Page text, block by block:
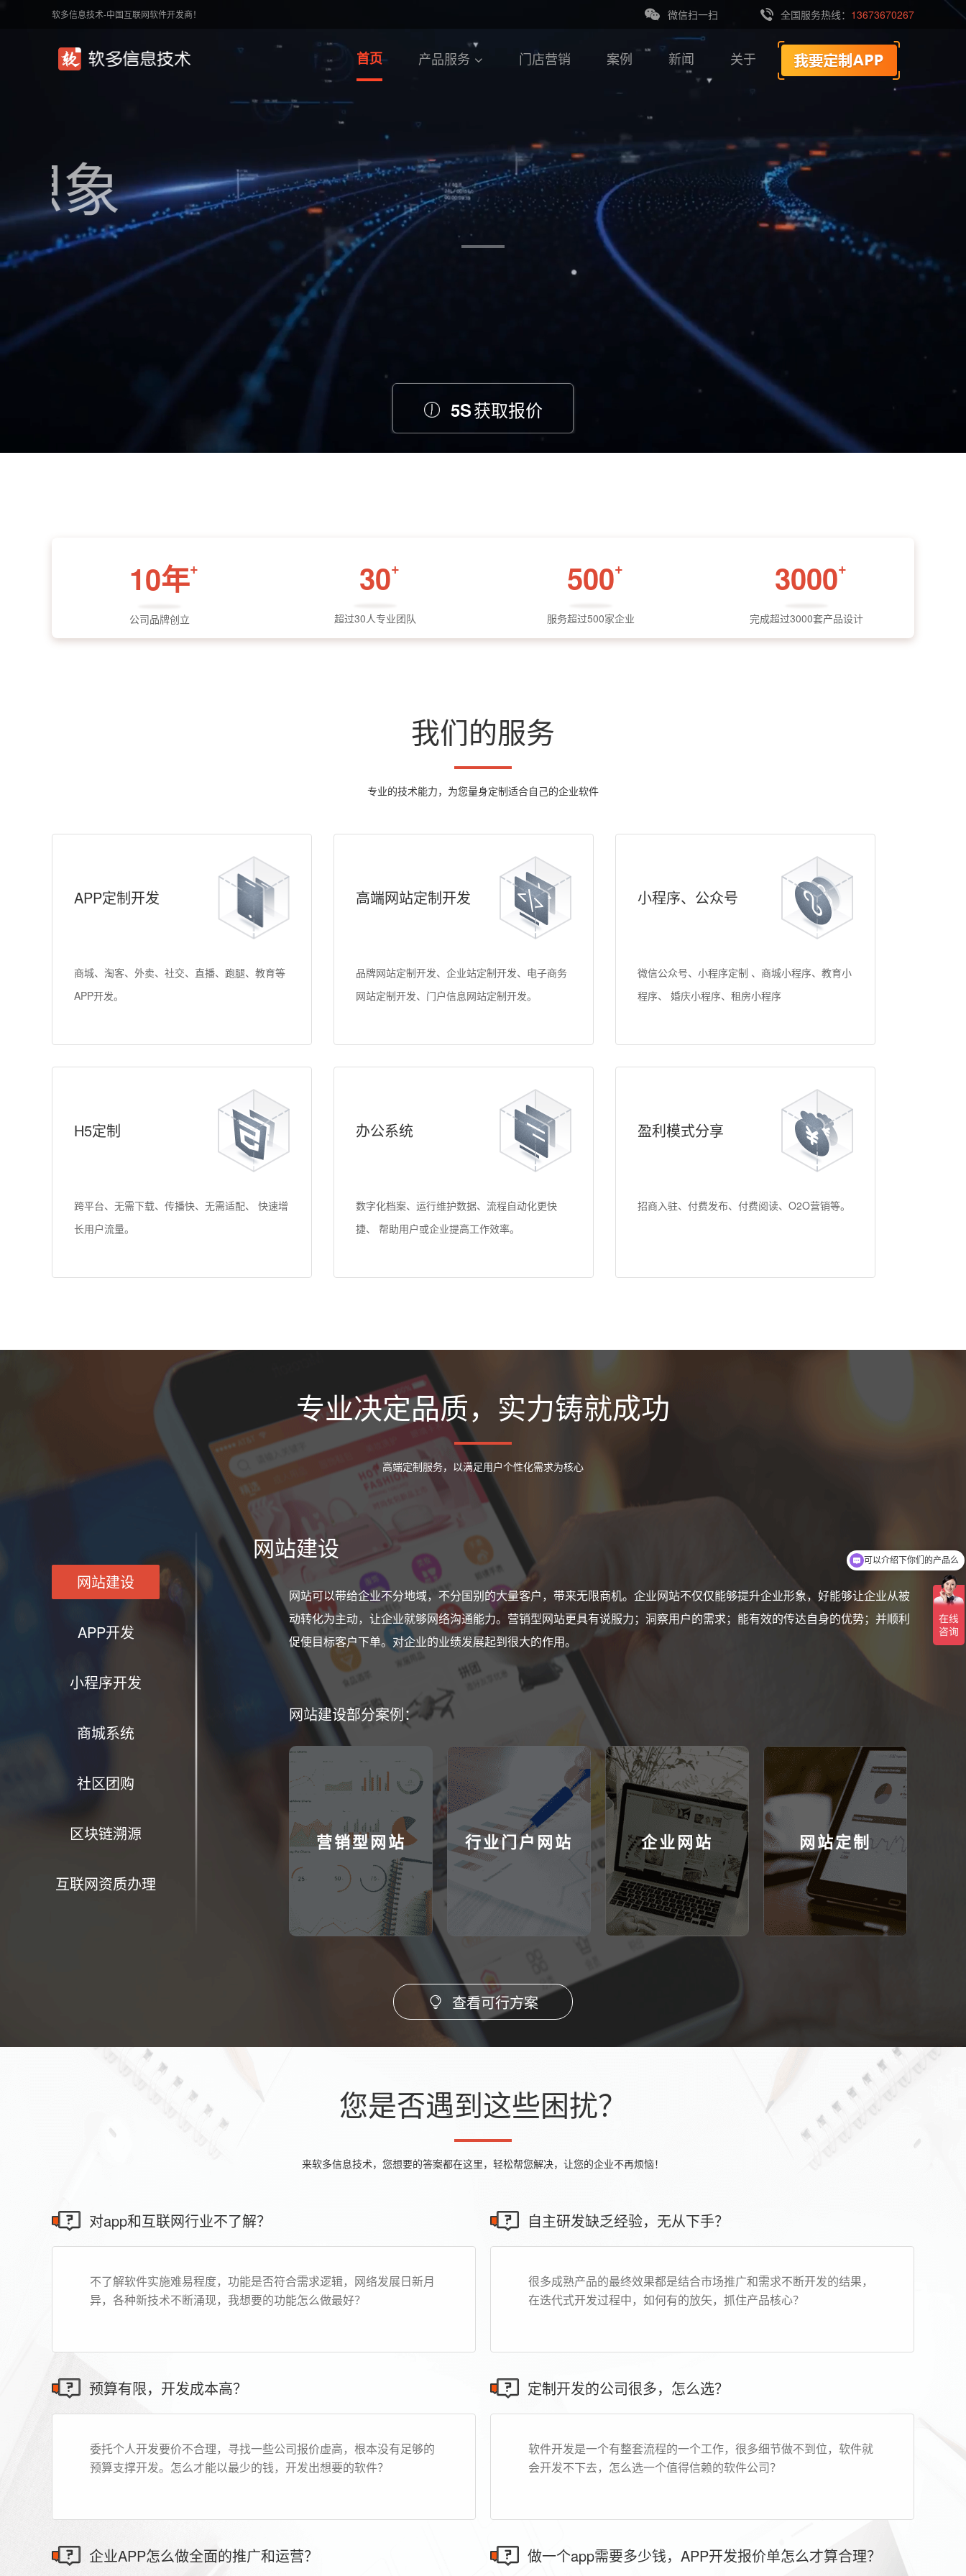
软多信息技术-中国互联网软件开发商！ 微信扫一扫 全国服务热线： 13673670267
首页 产品服务 门店营销 案例 新闻 关于
定制开发无所不能超乎想象
功能随心定制，满足任何需求，做到您满意为止
5S获取报价
10年+
公司品牌创立
30+
超过30人专业团队
500+
服务超过500家企业
3000+
完成超过3000套产品设计
我们的服务
专业的技术能力，为您量身定制适合自己的企业软件
APP定制开发
商城、淘客、外卖、社交、直播、跑腿、教育等
APP开发。
高端网站定制开发
品牌网站定制开发、企业站定制开发、电子商务
网站定制开发、门户信息网站定制开发。
小程序、公众号
微信公众号、小程序定制 、商城小程序、教育小
程序、 婚庆小程序、租房小程序
H5定制
跨平台、无需下载、传播快、无需适配、 快速增
长用户流量。
办公系统
数字化档案、运行维护数据、流程自动化更快
捷、 帮助用户或企业提高工作效率。
盈利模式分享
招商入驻、付费发布、付费阅读、O2O营销等。
专业决定品质，实力铸就成功
高端定制服务，以满足用户个性化需求为核心
网站建设
APP开发
小程序开发
商城系统
社区团购
区块链溯源
互联网资质办理
网站建设
网站可以带给企业不分地域，不分国别的大量客户，带来无限商机。企业网站不仅仅能够提升企业形象，好能够让企业从被
动转化为主动，让企业就够网络沟通能力。营销型网站更具有说服力；洞察用户的需求；能有效的传达自身的优势；并顺利
促使目标客户下单。对企业的业绩发展起到很大的作用。
网站建设部分案例：
营销型网站 行业门户网站 企业网站 网站定制
查看可行方案
您是否遇到这些困扰？
来软多信息技术，您想要的答案都在这里，轻松帮您解决，让您的企业不再烦恼！
对app和互联网行业不了解？
不了解软件实施难易程度，功能是否符合需求逻辑，网络发展日新月
异，各种新技术不断涌现，我想要的功能怎么做最好？
预算有限，开发成本高？
委托个人开发要价不合理，寻找一些公司报价虚高，根本没有足够的
预算支撑开发。怎么才能以最少的钱，开发出想要的软件？
企业APP怎么做全面的推广和运营？
自主研发缺乏经验，无从下手？
很多成熟产品的最终效果都是结合市场推广和需求不断开发的结果，
在迭代式开发过程中，如何有的放矢，抓住产品核心？
定制开发的公司很多，怎么选？
软件开发是一个有整套流程的一个工作，很多细节做不到位，软件就
会开发不下去，怎么选一个值得信赖的软件公司？
做一个app需要多少钱，APP开发报价单怎么才算合理？
你们是怎么收费的呢